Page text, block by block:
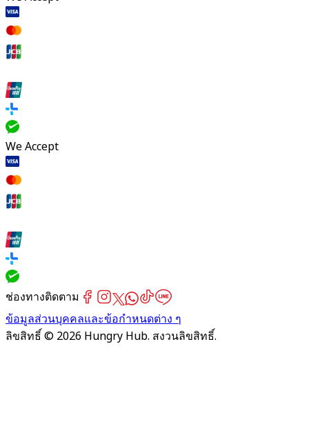
We Accept
ช่องทางติดตาม
ข้อมูลส่วนบุคคลและข้อกำหนดต่าง ๆ
ลิขสิทธิ์ © 2026 Hungry Hub. สงวนลิขสิทธิ์.